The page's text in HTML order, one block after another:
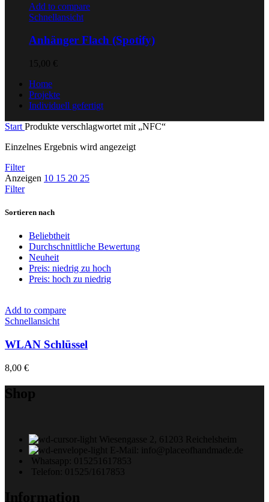
Add to compare
Schnellansicht
Anhänger Flach (Spotify)
15,00 €
Home
Projekte
Individuell gefertigt
Start Produkte verschlagwortet mit „NFC“
Einzelnes Ergebnis wird angezeigt
Filter
Anzeigen 10 15 20 25
Filter
Sortieren nach
Beliebtheit
Durchschnittliche Bewertung
Neuheit
Preis: niedrig zu hoch
Preis: hoch zu niedrig
Add to compare
Schnellansicht
WLAN Schlüssel
8,00 €
Shop
Wiesengasse 2, 61203 Reichelsheim
E-Mail: info@placeofhandmade.de
Whatsapp: 015251617853
Telefon: 01525/1617853
Information